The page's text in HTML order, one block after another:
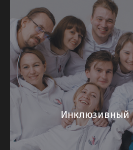
Инклюзивный